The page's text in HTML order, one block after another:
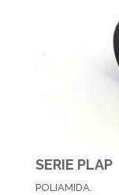
SERIE PLAP
POLIAMIDA.